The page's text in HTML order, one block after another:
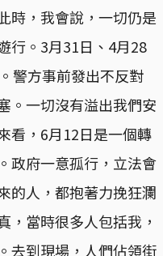
時，我會說，一切仍是
行。3月31日、4月28
警方事前發出不反對
。一切沒有溢出我們安
看，6月12日是一個轉
政府一意孤行，立法會
的人，都抱著力挽狂瀾
，當時很多人包括我，
去到現場，人們佔領街